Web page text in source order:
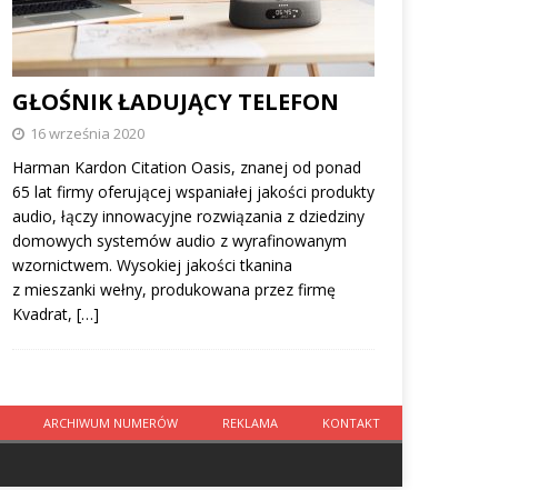
GŁOŚNIK ŁADUJĄCY TELEFON
16 września 2020
Harman Kardon Citation Oasis, znanej od ponad
65 lat firmy oferującej wspaniałej jakości produkty
audio, łączy innowacyjne rozwiązania z dziedziny
domowych systemów audio z wyrafinowanym
wzornictwem. Wysokiej jakości tkanina
z mieszanki wełny, produkowana przez firmę
Kvadrat, […]
ARCHIWUM NUMERÓW REKLAMA KONTAKT